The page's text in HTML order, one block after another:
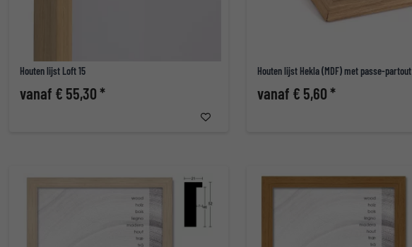
Houten lijst Loft 15
vanaf € 55,30 *
Houten lijst Hekla (MDF) met passe-partout
vanaf € 5,60 *